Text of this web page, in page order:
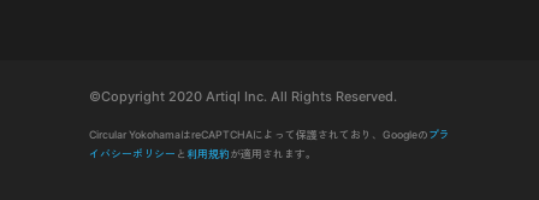
©Copyright 2020 Artiql Inc. All Rights Reserved.
Circular YokohamaはreCAPTCHAによって保護されており、Googleのプラ
イバシーポリシー と 利用規約が適用されます。